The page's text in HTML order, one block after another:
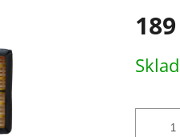
cena: